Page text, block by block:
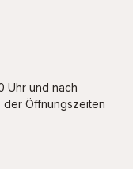
Uhr und nach
Öffnungszeiten